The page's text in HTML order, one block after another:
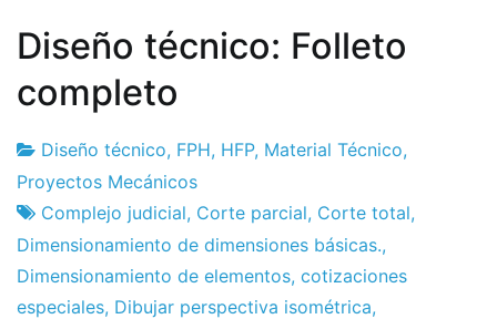
Diseño técnico: Folleto
completo
Fábrica
de
proyectos
3
de
marzo
a
2011
Diseño técnico, FPH, HFP, Material Técnico,
Proyectos Mecánicos
Complejo judicial, Corte parcial, Corte total,
Dimensionamiento de dimensiones básicas.,
Dimensionamiento de elementos, cotizaciones
especiales, Dibujar perspectiva isométrica,